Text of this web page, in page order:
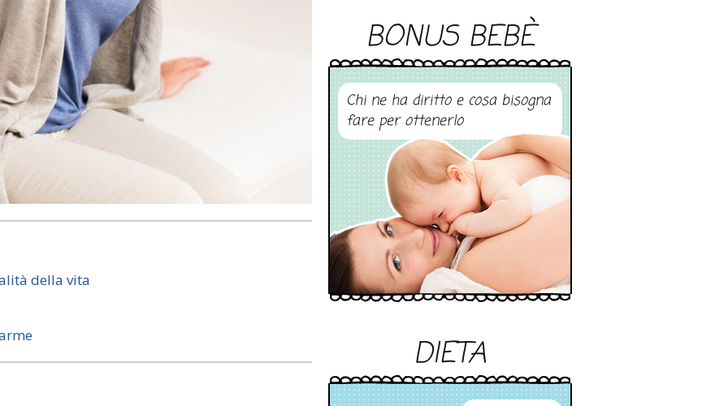
della vita
BONUS BEBÈ
Chi ne ha diritto e cosa bisogna
fare per ottenerlo
DIETA